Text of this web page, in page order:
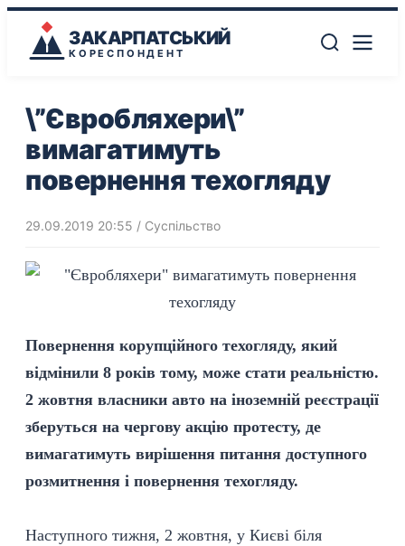
ЗАКАРПАТСЬКИЙ
КОРЕСПОНДЕНТ
\”Євробляхери\”
вимагатимуть
повернення техогляду
29.09.2019 20:55 / Суспільство
Повернення корупційного техогляду, який
відмінили 8 років тому, може стати реальністю.
2 жовтня власники авто на іноземній реєстрації
зберуться на чергову акцію протесту, де
вимагатимуть вирішення питання доступного
розмитнення і повернення техогляду.
Наступного тижня, 2 жовтня, у Києві біля